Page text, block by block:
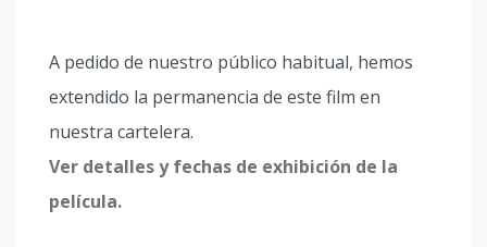
A pedido de nuestro público habitual, hemos
extendido la permanencia de este film en
nuestra cartelera.
Ver detalles y fechas de exhibición de la
película.